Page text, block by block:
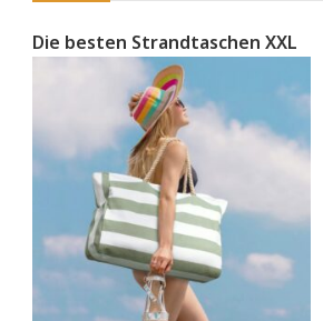
Die besten Strandtaschen XXL